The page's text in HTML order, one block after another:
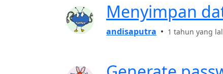
Menyimpan
andisaputra • 1 tahun yang